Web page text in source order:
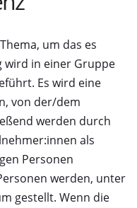
um das es
wird in einer Gruppe
Es wird eine
von der/dem
werden durch
als
Personen
werden, unter
gestellt. Wenn die